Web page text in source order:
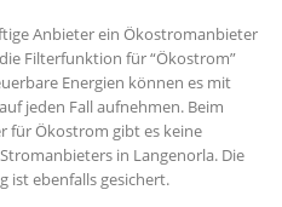
Anbieter ein Ökostromanbieter
Filterfunktion für “Ökostrom”
Energien können es mit
jeden Fall aufnehmen. Beim
für Ökostrom gibt es keine
in Langenorla. Die
ist ebenfalls gesichert.